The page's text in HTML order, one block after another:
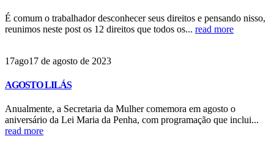
É comum o trabalhador desconhecer seus direitos e pensando nisso,
reunimos neste post os 12 direitos que todos os... read more
17ago17 de agosto de 2023
AGOSTO LILÁS
Anualmente, a Secretaria da Mulher comemora em agosto o
aniversário da Lei Maria da Penha, com programação que inclui...
read more